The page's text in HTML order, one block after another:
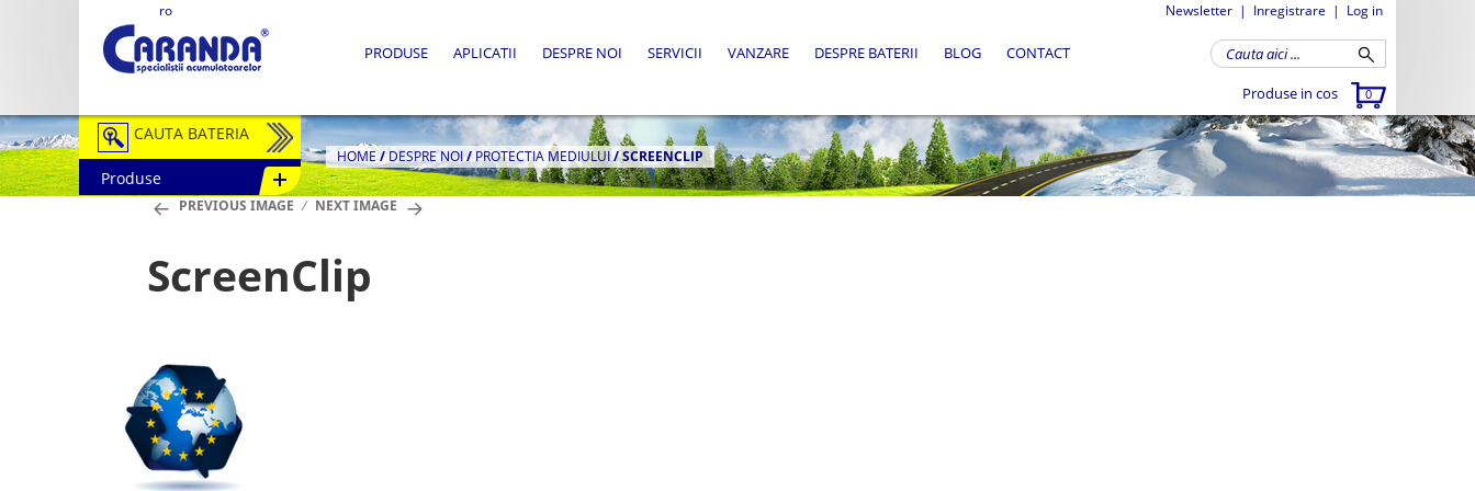
ro Newsletter | Inregistrare | Log in
Produse in cos 0
PRODUSE APLICATII DESPRE NOI SERVICII VANZARE DESPRE BATERII BLOG CONTACT
CAUTA BATERIA
Auto / Moto
Semitractiune
Redresoare
Accesorii Baterii
Fotovoltaice
Produse
HOME/DESPRE NOI/ PROTECTIA MEDIULUI/SCREENCLIP
PREVIOUS IMAGE NEXT IMAGE
ScreenClip